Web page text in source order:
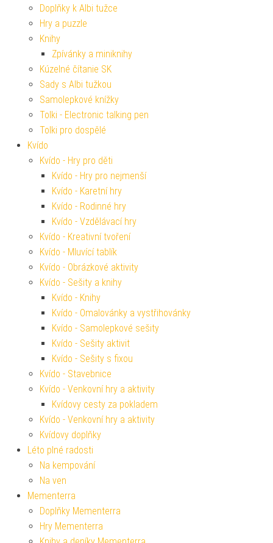
Doplňky k Albi tužce
Hry a puzzle
Knihy
Zpívánky a miniknihy
Kúzelné čítanie SK
Sady s Albi tužkou
Samolepkové knížky
Tolki - Electronic talking pen
Tolki pro dospělé
Kvído
Kvído - Hry pro děti
Kvído - Hry pro nejmenší
Kvído - Karetní hry
Kvído - Rodinné hry
Kvído - Vzdělávací hry
Kvído - Kreativní tvoření
Kvído - Mluvící tablík
Kvído - Obrázkové aktivity
Kvído - Sešity a knihy
Kvído - Knihy
Kvído - Omalovánky a vystřihovánky
Kvído - Samolepkové sešity
Kvído - Sešity aktivit
Kvído - Sešity s fixou
Kvído - Stavebnice
Kvído - Venkovní hry a aktivity
Kvídovy cesty za pokladem
Kvído - Venkovní hry a aktivity
Kvídovy doplňky
Léto plné radosti
Na kempování
Na ven
Mementerra
Doplňky Mementerra
Hry Mementerra